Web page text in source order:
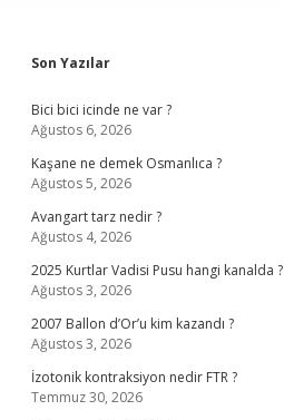
Sidebar
Son Yazılar
Bici bici icinde ne var ?
Ağustos 6, 2026
Kaşane ne demek Osmanlıca ?
Ağustos 5, 2026
Avangart tarz nedir ?
Ağustos 4, 2026
2025 Kurtlar Vadisi Pusu hangi kanalda ?
Ağustos 3, 2026
2007 Ballon d’Or’u kim kazandı ?
Ağustos 3, 2026
İzotonik kontraksiyon nedir FTR ?
Temmuz 30, 2026